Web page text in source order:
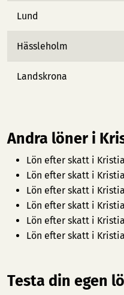
Lund
Hässleholm
Landskrona
Andra löner i
Lön efter skatt i
Lön efter skatt i
Lön efter skatt i
Lön efter skatt i
Lön efter skatt i
Lön efter skatt i
Testa din egen